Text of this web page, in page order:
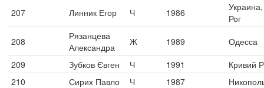
207 Линник Егор Ч 1986
Рог
208
Рязанцева
Александра
Ж 1989
Одесса
209
Зубков Євген Ч 1991
Кривий
210
Сирих Павло Ч 1987